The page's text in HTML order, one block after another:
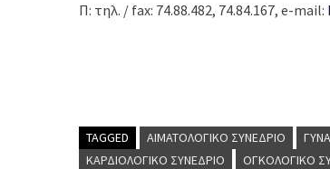
Π: τηλ. / fax: 74.88.482, 74.84.167, e-mail:
TAGGED ΑΙΜΑΤΟΛΟΓΙΚΌ ΣΥΝΈΔΡΙΟ
ΚΑΡΔΙΟΛΟΓΙΚΌ ΣΥΝΈΔΡΙΟ
ΟΓΚΟΛΟΓΙΚΌ